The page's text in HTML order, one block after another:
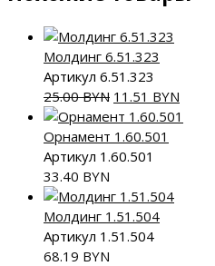
Молдинг 6.51.323
Артикул 6.51.323
25.00BYN Первоначальная
цена
составляла
25.00 BYN.
11.51 BYN
цена:
Орнамент 1.60.501
Артикул 1.60.501
33.40 BYN
Молдинг 1.51.504
Артикул 1.51.504
68.19 BYN